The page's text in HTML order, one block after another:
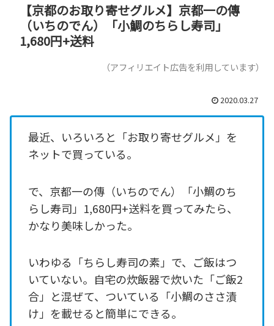
【京都のお取り寄せグルメ】京都一の傳
（いちのでん）「小鯛のちらし寿司」
1,680円+送料
（アフィリエイト広告を利用しています）
2020.03.27
最近、いろいろと「お取り寄せグルメ」を
ネットで買っている。
で、京都一の傳（いちのでん）「小鯛のち
らし寿司」1,680円+送料を買ってみたら、
かなり美味しかった。
いわゆる「ちらし寿司の素」で、ご飯はつ
いていない。自宅の炊飯器で炊いた「ご飯2
合」と混ぜて、ついている「小鯛のささ漬
け」を載せると簡単にできる。